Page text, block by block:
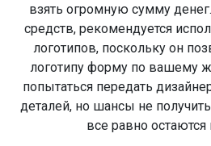
взять огромную сумму
средств, рекомендуется
логотипов, поскольку он
логотипу форму по вашему
попытаться передать
деталей, но шансы не
все равно